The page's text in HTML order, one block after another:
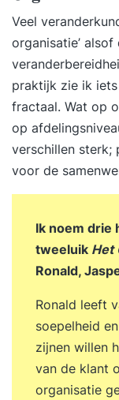
Veel
organisatie’
praktijk zie ik
fractaal. Wat op
op
verschillen sterk;
voor de
Ik noem drie
tweeluik Het
Ronald,
Ronald leeft
soepelheid
zijnen willen
van de klant
organisatie